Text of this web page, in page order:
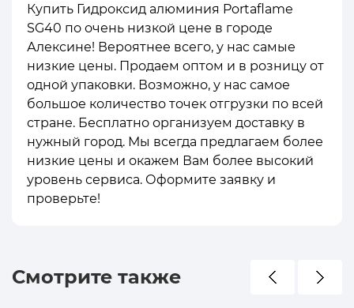
Купить Гидроксид алюминия Portaflame
SG40 по очень низкой цене в городе
Алексине! Вероятнее всего, у нас самые
низкие цены. Продаем оптом и в розницу от
одной упаковки. Возможно, у нас самое
большое количество точек отгрузки по всей
стране. Бесплатно организуем доставку в
нужный город. Мы всегда предлагаем более
низкие цены и окажем Вам более высокий
уровень сервиса. Оформите заявку и
проверьте!
Смотрите также